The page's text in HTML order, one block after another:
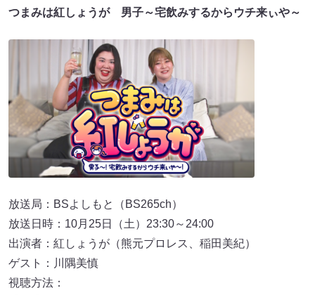
つまみは紅しょうが 男子～宅飲みするからウチ来ぃや～
放送局：BSよしもと（BS265ch）
放送日時：10月25日（土）23:30～24:00
出演者：紅しょうが（熊元プロレス、稲田美紀）
ゲスト：川隅美慎
視聴方法：